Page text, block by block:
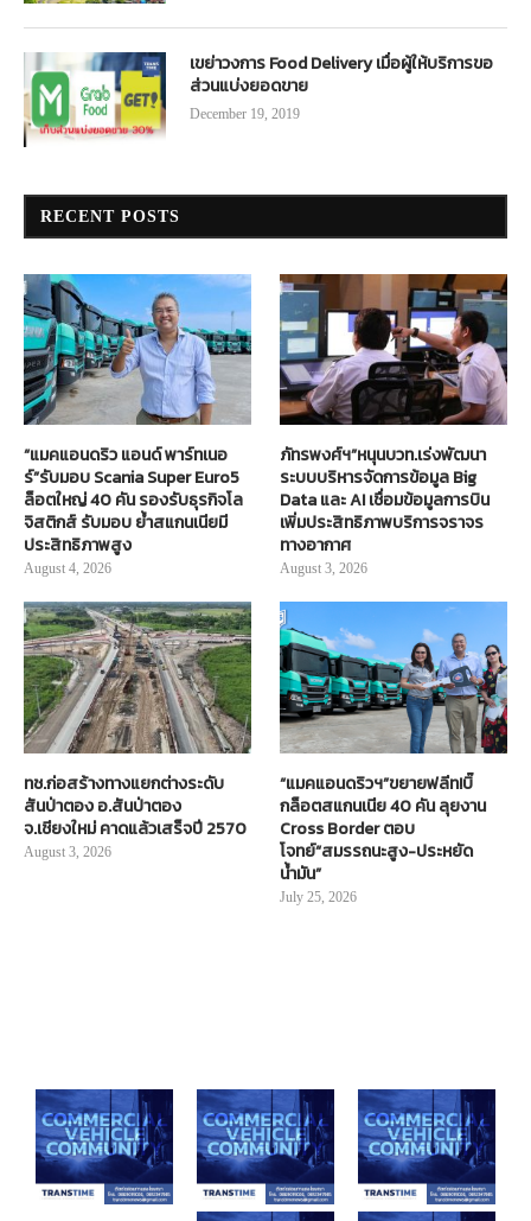
เขย่าวงการ Food Delivery เมื่อผู้ให้บริการขอ
ส่วนแบ่งยอดขาย
December 19, 2019
RECENT POSTS
“แมคแอนดริว แอนด์ พาร์ทเนอ
ร์”รับมอบ Scania Super Euro5
ล็อตใหญ่ 40 คัน รองรับธุรกิจโล
จิสติกส์ รับมอบ ย้ำสแกนเนียมี
ประสิทธิภาพสูง
August 4, 2026
ภัทรพงศ์ฯ”หนุนบวท.เร่งพัฒนา
ระบบบริหารจัดการข้อมูล Big
Data และ AI เชื่อมข้อมูลการบิน
เพิ่มประสิทธิภาพบริการจราจร
ทางอากาศ
August 3, 2026
ทช.ก่อสร้างทางแยกต่างระดับ
สันป่าตอง อ.สันป่าตอง
จ.เชียงใหม่ คาดแล้วเสร็จปี 2570
August 3, 2026
“แมคแอนดริวฯ”ขยายฟลีท!บิ๊
กล็อตสแกนเนีย 40 คัน ลุยงาน
Cross Border ตอบ
โจทย์“สมรรถนะสูง-ประหยัด
น้ำมัน”
July 25, 2026